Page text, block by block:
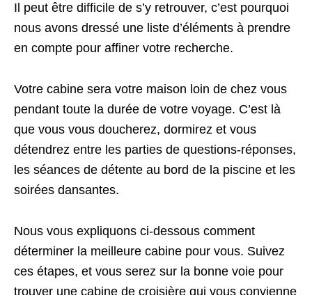
Il peut être difficile de s’y retrouver, c’est pourquoi
nous avons dressé une liste d’éléments à prendre
en compte pour affiner votre recherche.
Votre cabine sera votre maison loin de chez vous
pendant toute la durée de votre voyage. C’est là
que vous vous doucherez, dormirez et vous
détendrez entre les parties de questions-réponses,
les séances de détente au bord de la piscine et les
soirées dansantes.
Nous vous expliquons ci-dessous comment
déterminer la meilleure cabine pour vous. Suivez
ces étapes, et vous serez sur la bonne voie pour
trouver une cabine de croisière qui vous convienne